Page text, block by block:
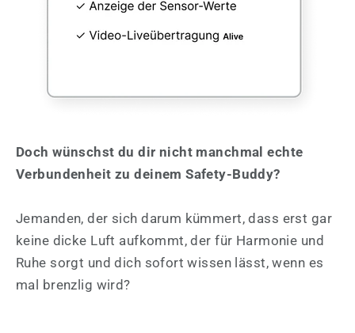
Doch wünschst du dir nicht manchmal echte
Verbundenheit zu deinem Safety-Buddy?
Jemanden, der sich darum kümmert, dass erst gar
keine dicke Luft aufkommt, der für Harmonie und
Ruhe sorgt und dich sofort wissen lässt, wenn es
mal brenzlig wird?